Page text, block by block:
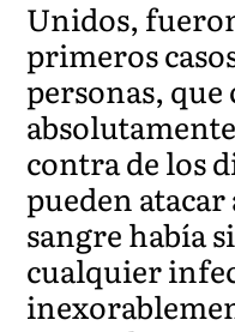
Unidos,
primeros
personas, que
contra de los
pueden
sangre había
cualquier